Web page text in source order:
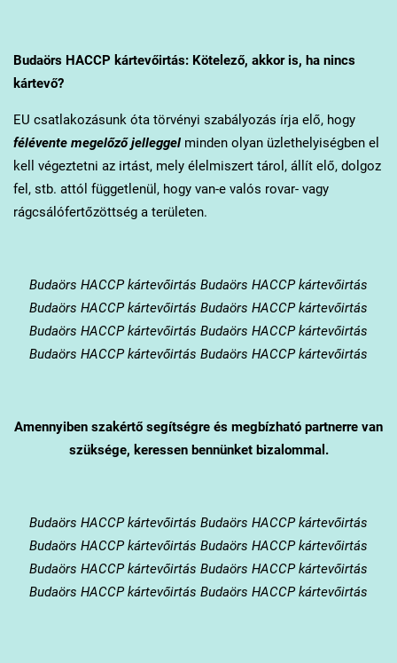
BudaörsHACCP kártevőirtás: Kötelező, akkor is, ha nincs
kártevő?
EU csatlakozásunk óta törvényi szabályozás írja elő, hogy
félévente megelőző jelleggelminden olyan üzlethelyiségben el
kell végeztetni az irtást, mely élelmiszert tárol, állít elő, dolgoz
fel, stb. attól függetlenül, hogy van-e valós rovar- vagy
rágcsálófertőzöttség a területen.
Budaörs HACCP kártevőirtás Budaörs HACCP kártevőirtás
Budaörs HACCP kártevőirtás Budaörs HACCP kártevőirtás
Budaörs HACCP kártevőirtás Budaörs HACCP kártevőirtás
Budaörs HACCP kártevőirtás Budaörs HACCP kártevőirtás
Amennyiben szakértő segítségre és megbízható partnerre van
szüksége, keressen bennünket bizalommal.
Budaörs HACCP kártevőirtás Budaörs HACCP kártevőirtás
Budaörs HACCP kártevőirtás Budaörs HACCP kártevőirtás
Budaörs HACCP kártevőirtás Budaörs HACCP kártevőirtás
Budaörs HACCP kártevőirtás Budaörs HACCP kártevőirtás